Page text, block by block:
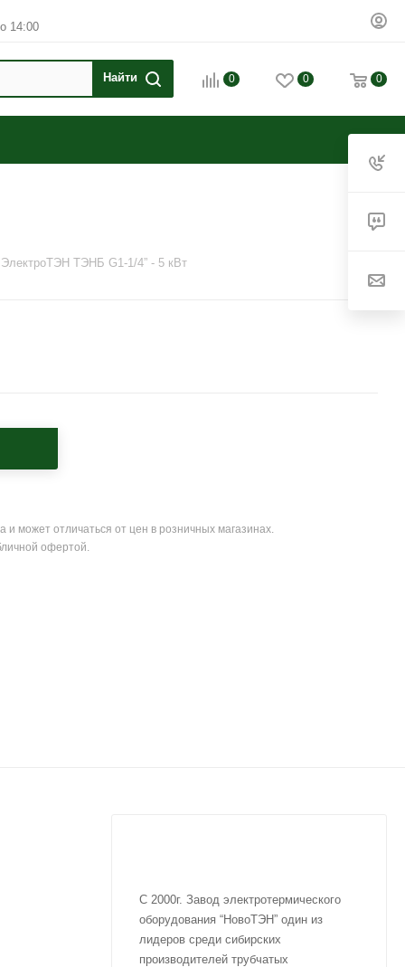
14:00
0 0 0
ЭлектроТЭН ТЭНБ G1-1/4” - 5 кВт
и может отличаться от цен в розничных магазинах.
офертой.
С 2000г. Завод электротермического
оборудования “HовоTЭH” один из
лидеров среди сибирских
производителей трубчатых